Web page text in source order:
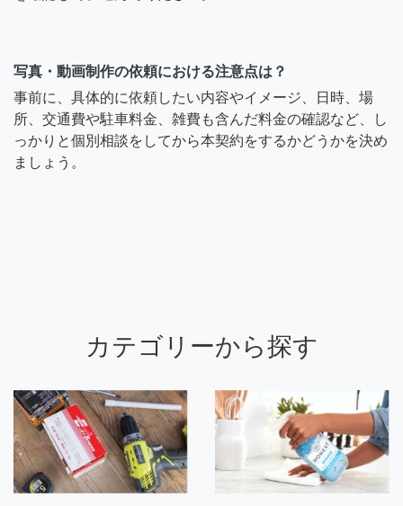
写真・動画制作の依頼における注意点は？
事前に、具体的に依頼したい内容やイメージ、日時、場
所、交通費や駐車料金、雑費も含んだ料金の確認など、し
っかりと個別相談をしてから本契約をするかどうかを決め
ましょう。
カテゴリーから探す